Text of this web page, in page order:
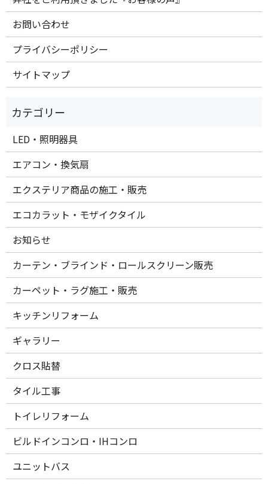
お問い合わせ
プライバシーポリシー
サイトマップ
LED・照明器具
エアコン・換気扇
エクステリア商品の施工・販売
エコカラット・モザイクタイル
お知らせ
カーテン・ブラインド・ロールスクリーン販売
カーペット・ラグ施工・販売
キッチンリフォーム
ギャラリー
クロス貼替
タイル工事
トイレリフォーム
ビルドインコンロ・IHコンロ
ユニットバス